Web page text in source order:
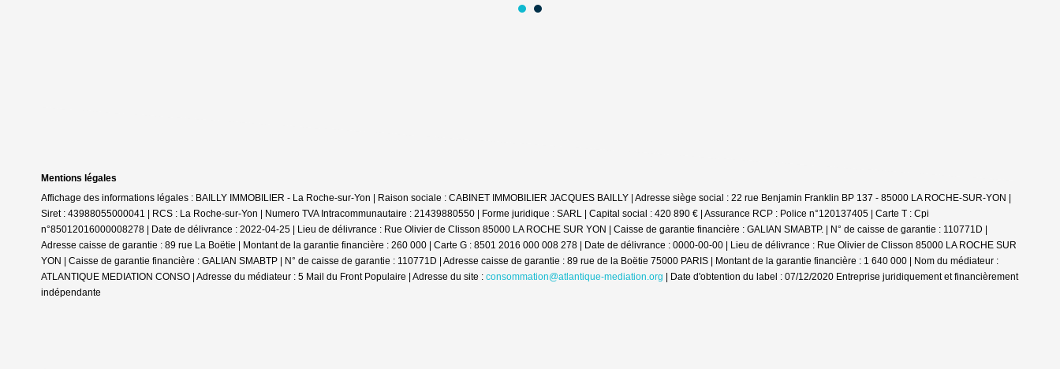
Mentions légales
Affichage des informations légales : BAILLY IMMOBILIER - La Roche-sur-Yon | Raison sociale : CABINET IMMOBILIER JACQUES BAILLY | Adresse siège social : 22 rue Benjamin Franklin BP 137 - 85000 LA ROCHE-SUR-YON |
Siret : 43988055000041 | RCS : La Roche-sur-Yon | Numero TVA Intracommunautaire : 21439880550 | Forme juridique : SARL | Capital social : 420 890 € | Assurance RCP : Police n°120137405 | Carte T : Cpi
n°85012016000008278 | Date de délivrance : 2022-04-25 | Lieu de délivrance : Rue Olivier de Clisson 85000 LA ROCHE SUR YON | Caisse de garantie financière : GALIAN SMABTP. | N° de caisse de garantie : 110771D |
Adresse caisse de garantie : 89 rue La Boëtie | Montant de la garantie financière : 260 000 | Carte G : 8501 2016 000 008 278 | Date de délivrance : 0000-00-00 | Lieu de délivrance : Rue Olivier de Clisson 85000 LA ROCHE SUR
YON | Caisse de garantie financière : GALIAN SMABTP | N° de caisse de garantie : 110771D | Adresse caisse de garantie : 89 rue de la Boëtie 75000 PARIS | Montant de la garantie financière : 1 640 000 | Nom du médiateur :
ATLANTIQUE MEDIATION CONSO | Adresse du médiateur : 5 Mail du Front Populaire | Adresse du site : consommation@atlantique-mediation.org | Date d'obtention du label : 07/12/2020 Entreprise juridiquement et financièrement
indépendante